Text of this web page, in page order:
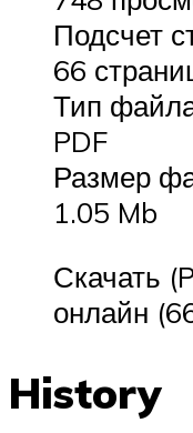
Подсчет
66
Тип
PDF
Размер
1.05 Mb
Скачать
онлайн
History